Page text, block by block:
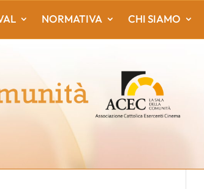
NORMATIVA CHI SIAMO